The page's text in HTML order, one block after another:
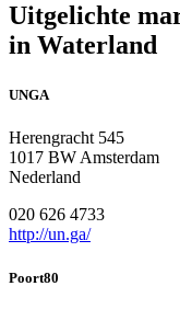
Uitgelichte
in Waterland
UNGA
Herengracht 545
1017 BW Amsterdam
Nederland
020 626 4733
http://un.ga/
Poort80